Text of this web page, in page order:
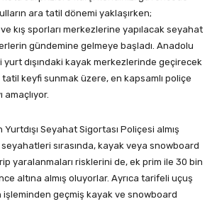
ara tatil dönemi yaklaşırken;
kış sporları merkezlerine yapılacak seyahat
gündemine gelmeye başladı. Anadolu
yurt dışındaki kayak merkezlerinde geçirecek
keyfi sunmak üzere, en kapsamlı poliçe
amaçlıyor.
Seyahat Sigortası Poliçesi almış
seyahatleri sırasında, kayak veya snowboard
yaralanmaları risklerini de, ek prim ile 30 bin
altına almış oluyorlar. Ayrıca tarifeli uçuş
işleminden geçmiş kayak ve snowboard